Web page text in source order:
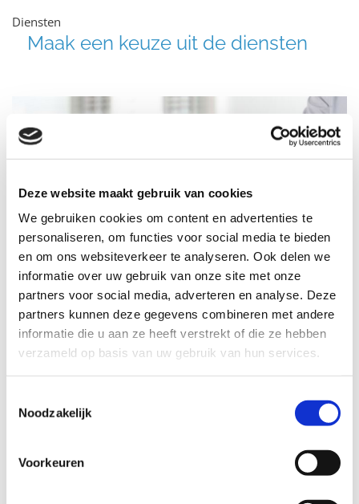
Deze website maakt gebruik van cookies
We gebruiken cookies om content en advertenties te
personaliseren, om functies voor social media te bieden
en om ons websiteverkeer te analyseren. Ook delen we
informatie over uw gebruik van onze site met onze
partners voor social media, adverteren en analyse. Deze
partners kunnen deze gegevens combineren met andere
informatie die u aan ze heeft verstrekt of die ze hebben
verzameld op basis van uw gebruik van hun services.
Noodzakelijk
Voorkeuren
Diensten
Maak een keuze uit de diensten